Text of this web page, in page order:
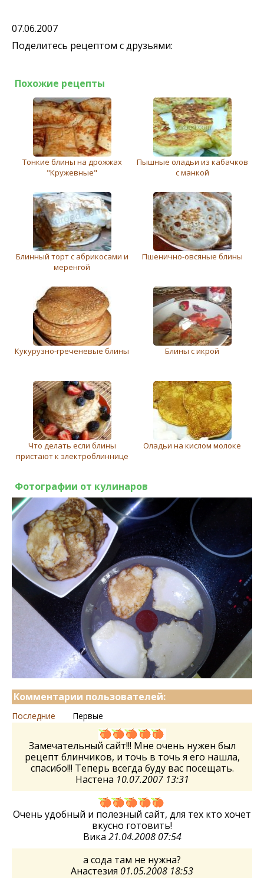
07.06.2007
Поделитесь рецептом с друзьями:
Похожие рецепты
Тонкие блины на дрожжах
"Кружевные"
Пышные оладьи из кабачков
с манкой
Блинный торт с абрикосами и
меренгой
Пшенично-овсяные блины
Кукурузно-греченевые блины Блины с икрой
Что делать если блины
пристают к электроблиннице
Оладьи на кислом молоке
Фотографии от кулинаров
Комментарии пользователей:
Последние Первые
Замечательный сайт!!! Мне очень нужен был
рецепт блинчиков, и точь в точь я его нашла,
спасибо!!! Теперь всегда буду вас посещать.
Настена 10.07.2007 13:31
Очень удобный и полезный сайт, для тех кто хочет
вкусно готовить!
Вика 21.04.2008 07:54
а сода там не нужна?
Анастезия 01.05.2008 18:53